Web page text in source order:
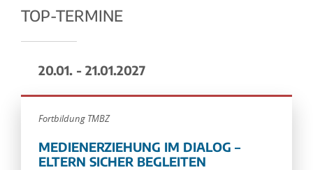
TOP-TERMINE
20.01. - 21.01.2027
Fortbildung TMBZ
MEDIENERZIEHUNG IM DIALOG –
ELTERN SICHER BEGLEITEN